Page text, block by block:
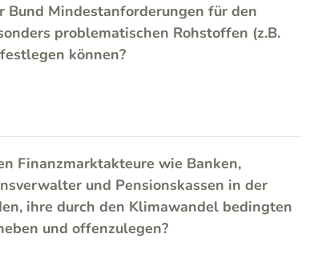
Bund Mindestanforderungen für den
problematischen Rohstoffen (z.B.
können?
Finanzmarktakteure wie Banken,
und Pensionskassen in der
ihre durch den Klimawandel bedingten
und offenzulegen?